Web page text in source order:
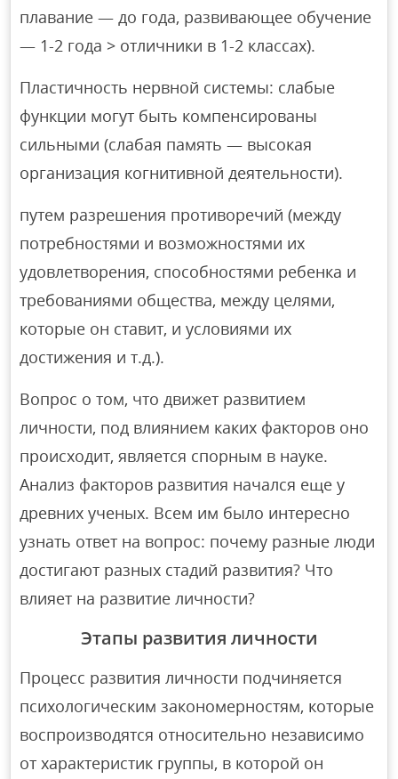
плавание — до года, развивающее обучение
— 1-2 года > отличники в 1-2 классах).
Пластичность нервной системы: слабые
функции могут быть компенсированы
сильными (слабая память — высокая
организация когнитивной деятельности).
путем разрешения противоречий (между
потребностями и возможностями их
удовлетворения, способностями ребенка и
требованиями общества, между целями,
которые он ставит, и условиями их
достижения и т.д.).
Вопрос о том, что движет развитием
личности, под влиянием каких факторов оно
происходит, является спорным в науке.
Анализ факторов развития начался еще у
древних ученых. Всем им было интересно
узнать ответ на вопрос: почему разные люди
достигают разных стадий развития? Что
влияет на развитие личности?
Этапы развития личности
Процесс развития личности подчиняется
психологическим закономерностям, которые
воспроизводятся относительно независимо
от характеристик группы, в которой он